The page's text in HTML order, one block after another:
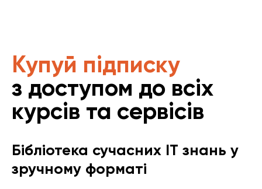
Купуй підписку
з доступом до всіх
курсів та сервісів
Бібліотека сучасних IT знань у
зручному форматі